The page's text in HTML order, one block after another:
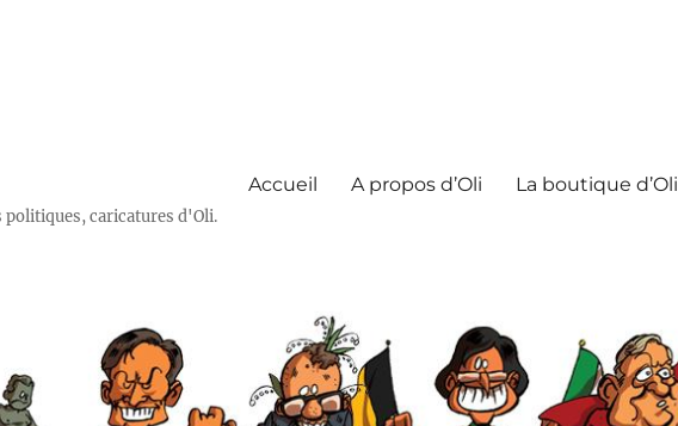
caricatures d'Oli.
Accueil A propos d’Oli La boutique d’Oli